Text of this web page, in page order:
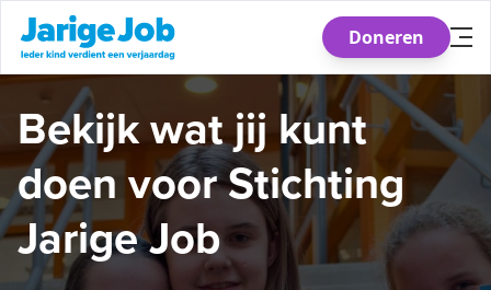
Skip
the
content
Doneren
Bekijk wat jij kunt
doen voor Stichting
Jarige Job